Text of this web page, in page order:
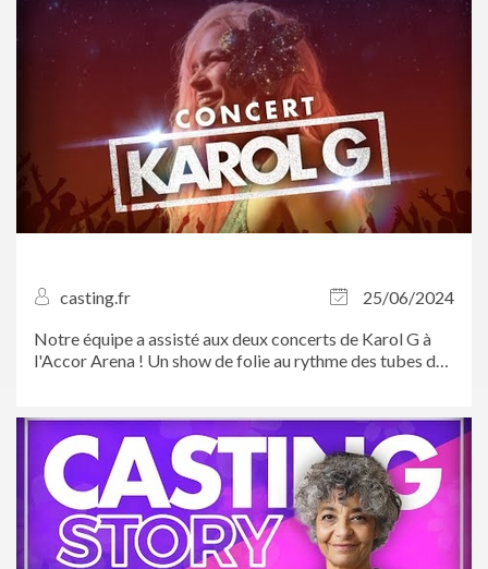
casting.fr
25/06/2024
Notre équipe a assisté aux deux concerts de Karol G à
l'Accor Arena ! Un show de folie au rythme des tubes de
l’occasion.